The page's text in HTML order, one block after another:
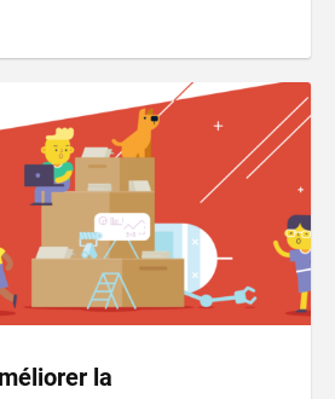
la